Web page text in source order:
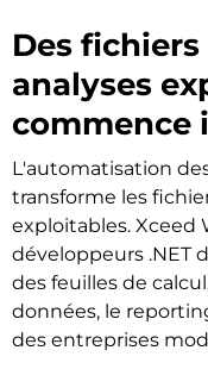
Des fichiers
analyses
commence
L'automatisation
transforme les
exploitables. Xceed
développeurs .NET
des feuilles de
données, le
des entreprises